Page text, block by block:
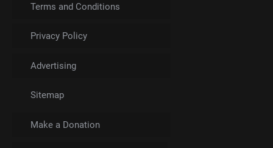
Terms and Conditions
Privacy Policy
Advertising
Sitemap
Make a Donation